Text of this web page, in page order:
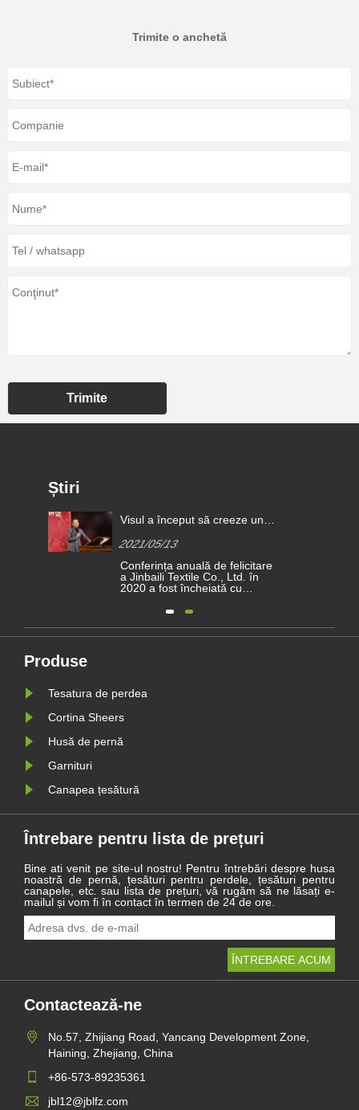
Trimite o anchetă
Trimite
Știri
Visul a început să creeze un
recunoaștere Kimberly-Clark
2020
2021/05/13
Conferința anuală de felicitare
a Jinbaili Textile Co., Ltd. în
2020 a fost încheiată cu
adunat la Haining pentru a
realizate în cursul anului și
Produse
Tesatura de perdea
Cortina Sheers
Husă de pernă
Garnituri
Canapea țesătură
Întrebare pentru lista de prețuri
Bine ati venit pe site-ul nostru! Pentru întrebări despre husa
noastră de pernă, țesături pentru perdele, țesături pentru
canapele, etc. sau lista de prețuri, vă rugăm să ne lăsați e-
mailul și vom fi în contact în termen de 24 de ore.
Contactează-ne
No.57, Zhijiang Road, Yancang Development Zone,
Haining, Zhejiang, China
+86-573-89235361
jbl12@jblfz.com